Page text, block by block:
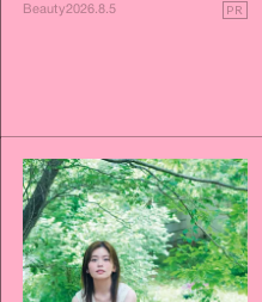
Beauty2026.8.5 PR